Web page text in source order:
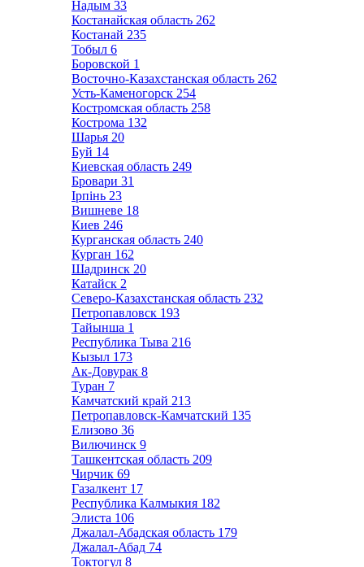
Надым 33
Костанайская область 262
Костанай 235
Тобыл 6
Боровской 1
Восточно-Казахстанская область 262
Усть-Каменогорск 254
Костромская область 258
Кострома 132
Шарья 20
Буй 14
Киевская область 249
Бровари 31
Ірпінь 23
Вишневе 18
Киев 246
Курганская область 240
Курган 162
Шадринск 20
Катайск 2
Северо-Казахстанская область 232
Петропавловск 193
Тайынша 1
Республика Тыва 216
Кызыл 173
Ак-Довурак 8
Туран 7
Камчатский край 213
Петропавловск-Камчатский 135
Елизово 36
Вилючинск 9
Ташкентская область 209
Чирчик 69
Газалкент 17
Республика Калмыкия 182
Элиста 106
Джалал-Абадская область 179
Джалал-Абад 74
Токтогул 8